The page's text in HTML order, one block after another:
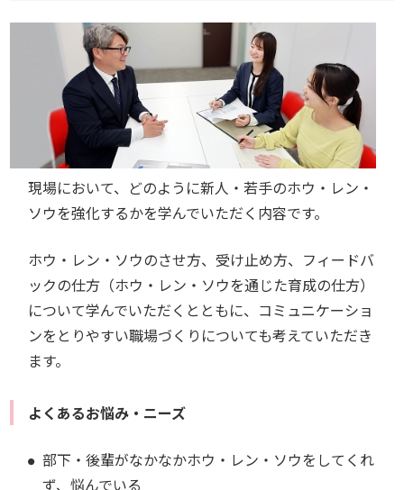
現場において、どのように新人・若手のホウ・レン・
ソウを強化するかを学んでいただく内容です。
ホウ・レン・ソウのさせ方、受け止め方、フィードバ
ックの仕方（ホウ・レン・ソウを通じた育成の仕方）
について学んでいただくとともに、コミュニケーショ
ンをとりやすい職場づくりについても考えていただき
ます。
よくあるお悩み・ニーズ
部下・後輩がなかなかホウ・レン・ソウをしてくれ
ず、悩んでいる